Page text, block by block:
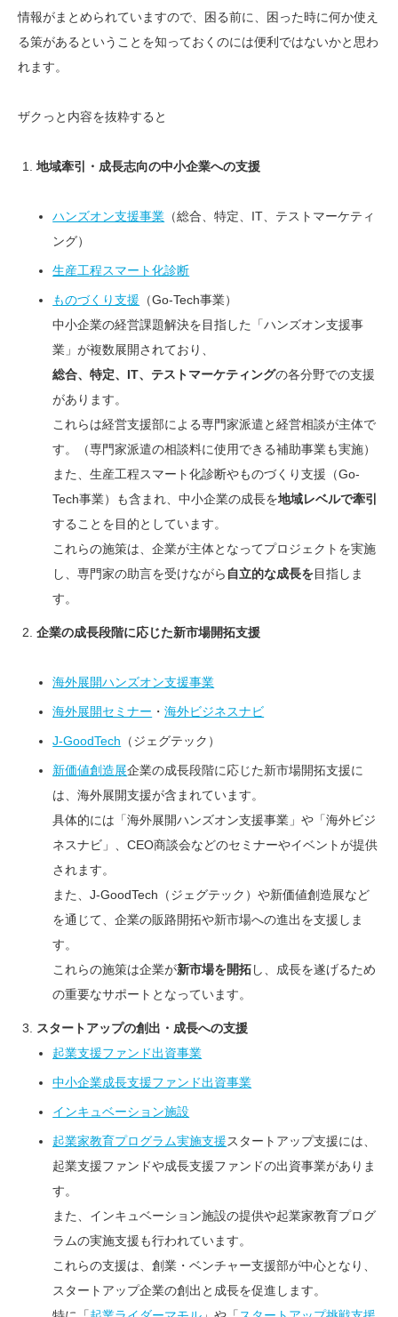
情報がまとめられていますので、困る前に、困った時に何か使え
る策があるということを知っておくのには便利ではないかと思わ
れます。
ザクっと内容を抜粋すると
地域牽引・成長志向の中小企業への支援
ハンズオン支援事業 （総合、特定、IT、テストマーケティ
ング）
生産工程スマート化診断
ものづくり支援 （Go-Tech事業）
中小企業の経営課題解決を目指した「ハンズオン支援事
業」が複数展開されており、
総合、特定、IT、テストマーケティングの各分野での支援
があります。
これらは経営支援部による専門家派遣と経営相談が主体で
す。（専門家派遣の相談料に使用できる補助事業も実施）
また、生産工程スマート化診断やものづくり支援（Go-
Tech事業）も含まれ、中小企業の成長を地域レベルで牽引
することを目的としています。
これらの施策は、企業が主体となってプロジェクトを実施
し、専門家の助言を受けながら 自立的な成長を目指しま
す。
企業の成長段階に応じた新市場開拓支援
海外展開ハンズオン支援事業
海外展開セミナー ・海外ビジネスナビ
J-GoodTech （ジェグテック）
新価値創造展企業の成長段階に応じた新市場開拓支援に
は、海外展開支援が含まれています。
具体的には「海外展開ハンズオン支援事業」や「海外ビジ
ネスナビ」、CEO商談会などのセミナーやイベントが提供
されます。
また、J-GoodTech（ジェグテック）や新価値創造展など
を通じて、企業の販路開拓や新市場への進出を支援しま
す。
これらの施策は企業が新市場を開拓し、成長を遂げるため
の重要なサポートとなっています。
スタートアップの創出・成長への支援
起業支援ファンド出資事業
中小企業成長支援ファンド出資事業
インキュベーション施設
起業家教育プログラム実施支援スタートアップ支援には、
起業支援ファンドや成長支援ファンドの出資事業がありま
す。
また、インキュベーション施設の提供や起業家教育プログ
ラムの実施支援も行われています。
これらの支援は、創業・ベンチャー支援部が中心となり、
スタートアップ企業の創出と成長を促進します。